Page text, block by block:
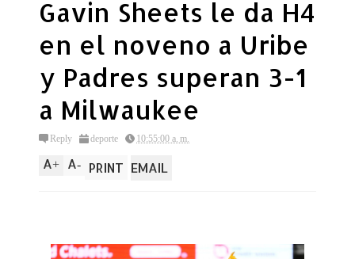
Gavin Sheets le da H4
en el noveno a Uribe
y Padres superan 3-1
a Milwaukee
Reply deporte 10:55:00 a. m.
A+ A- PRINT EMAIL